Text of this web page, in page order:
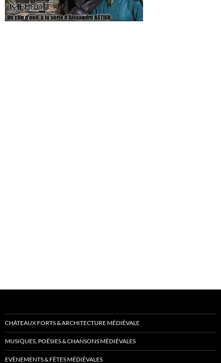
CHÂTEAUX FORTS & ARCHITECTURE MÉDIÉVALE
MUSIQUES, POÉSIES & CHANSONS MÉDIÉVALES
EVÈNEMENTS & FÊTES MÉDIÉVALES